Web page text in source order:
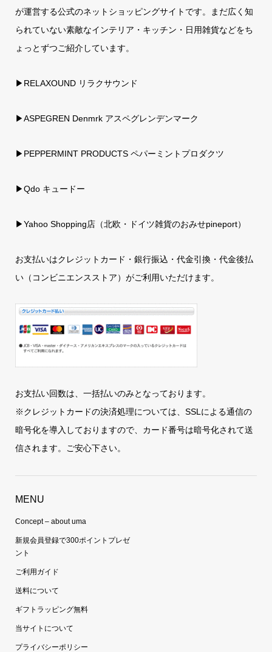
が運営する公式のネットショッピングサイトです。まだ広く知
られていない素敵なインテリア・キッチン・日用雑貨などをち
ょっとずつご紹介しています。
▶RELAXOUND リラクサウンド
▶ASPEGREN Denmrk アスペグレンデンマーク
▶PEPPERMINT PRODUCTS ペパーミントプロダクツ
▶Qdo キュードー
▶Yahoo Shopping店（北欧・ドイツ雑貨のおみせpineport）
お支払いはクレジットカード・銀行振込・代金引換・代金後払
い（コンビニエンスストア）がご利用いただけます。
お支払い回数は、一括払いのみとなっております。
※クレジットカードの決済処理については、SSLによる通信の
暗号化を導入しておりますので、カード番号は暗号化されて送
信されます。ご安心下さい。
MENU
Concept – about uma
新規会員登録で300ポイントプレゼ
ント
ご利用ガイド
送料について
ギフトラッピング無料
当サイトについて
プライバシーポリシー